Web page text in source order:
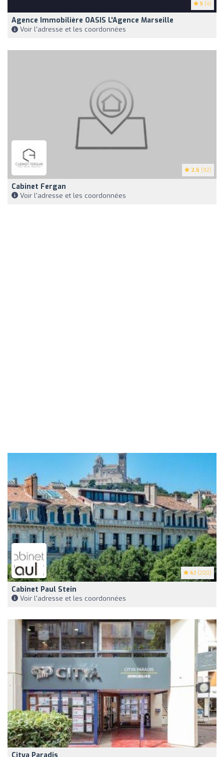
5 (4)
Agence Immobilière OASIS L'Agence Marseille
Voir l'adresse et les coordonnées
2.6 (92)
Cabinet Fergan
Voir l'adresse et les coordonnées
4.1 (200)
Cabinet Paul Stein
Voir l'adresse et les coordonnées